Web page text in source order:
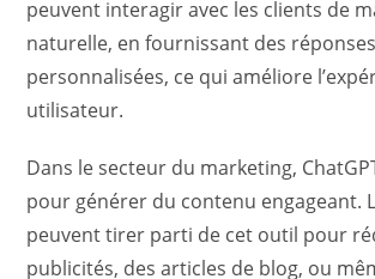
peuvent interagir avec les clients de
naturelle, en fournissant des
personnalisées, ce qui améliore
utilisateur.
Dans le secteur du marketing,
pour générer du contenu engageant.
peuvent tirer parti de cet outil pour
publicités, des articles de blog, ou